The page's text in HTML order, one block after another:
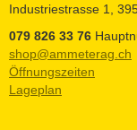
Industriestrasse 1,
079 826 33 76
shop@ammeterag.ch
Öffnungszeiten
Lageplan